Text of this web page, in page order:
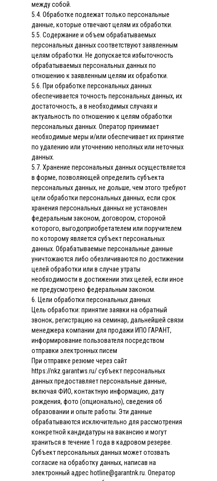
между собой.
5.4. Обработке подлежат только персональные
данные, которые отвечают целям их обработки.
5.5. Содержание и объем обрабатываемых
персональных данных соответствуют заявленным
целям обработки. Не допускается избыточность
обрабатываемых персональных данных по
отношению к заявленным целям их обработки.
5.6. При обработке персональных данных
обеспечивается точность персональных данных, их
достаточность, а в необходимых случаях и
актуальность по отношению к целям обработки
персональных данных. Оператор принимает
необходимые меры и/или обеспечивает их принятие
по удалению или уточнению неполных или неточных
данных.
5.7. Хранение персональных данных осуществляется
в форме, позволяющей определить субъекта
персональных данных, не дольше, чем этого требуют
цели обработки персональных данных, если срок
хранения персональных данных не установлен
федеральным законом, договором, стороной
которого, выгодоприобретателем или поручителем
по которому является субъект персональных
данных. Обрабатываемые персональные данные
уничтожаются либо обезличиваются по достижении
целей обработки или в случае утраты
необходимости в достижении этих целей, если иное
не предусмотрено федеральным законом.
6. Цели обработки персональных данных
Цель обработки: принятие заявки на обратный
звонок, регистрацию на семинар, дальнейшей связи
менеджера компании для продажи ИПО ГАРАНТ,
информирование пользователя посредством
отправки электронных писем
При отправке резюме через сайт
https://nkz.garantws.ru/ субъект персональных
данных предоставляет персональные данные,
включая ФИО, контактную информацию, дату
рождения, фото (опционально), сведения об
образовании и опыте работы. Эти данные
обрабатываются исключительно для рассмотрения
конкретной кандидатуры на вакансию и могут
храниться в течение 1 года в кадровом резерве.
Субъект персональных данных может отозвать
согласие на обработку данных, написав на
электронный адрес hotline@garantnk.ru. Оператор